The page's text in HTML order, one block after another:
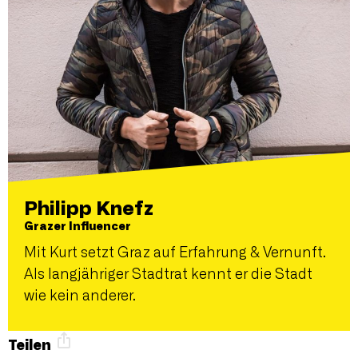
Philipp Knefz
Grazer Influencer
Mit Kurt setzt Graz auf Erfahrung & Vernunft.
Als langjähriger Stadtrat kennt er die Stadt
wie kein anderer.
Teilen